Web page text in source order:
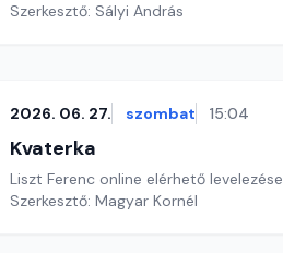
Szerkesztő: Sályi András
2026. 06. 27. szombat 15:04
Kvaterka
Liszt Ferenc online elérhető levelezése
Szerkesztő: Magyar Kornél